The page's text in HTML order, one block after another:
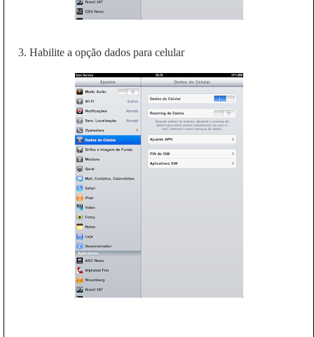
3. Habilite a opção dados para celular